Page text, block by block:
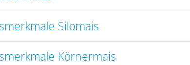
Silomais
Körnermais